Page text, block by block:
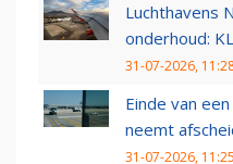
Luchthavens
onderhoud:
31-07-2026,
Einde van
neemt
31-07-2026, 11:25